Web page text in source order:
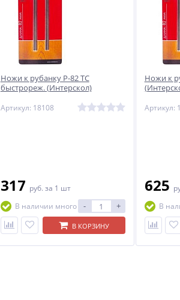
Ножи к рубанку Р-82 ТС
быстрореж. (Интерскол)
Артикул: 18108
317 руб. за 1 шт
В наличии много
- +
В КОРЗИНУ
Ножи к
Артикул:
625
В